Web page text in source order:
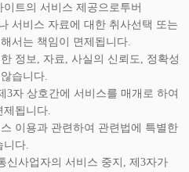
트의 서비스 제공으로투버
서비스 자료에 대한 취사선택 또는
서는 책임이 면제됩니다.
정보, 자료, 사실의 신뢰도, 정확성
습니다.
자 상호간에 서비스를 매개로 하여
됩니다.
이용과 관련하여 관련법에 특별한
다.
사업자의 서비스 중지, 제3자가